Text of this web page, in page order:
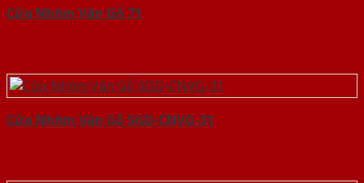
Cửa Nhôm Vân Gỗ 71
Cửa Nhôm Vân Gỗ SGD-CNVG-31